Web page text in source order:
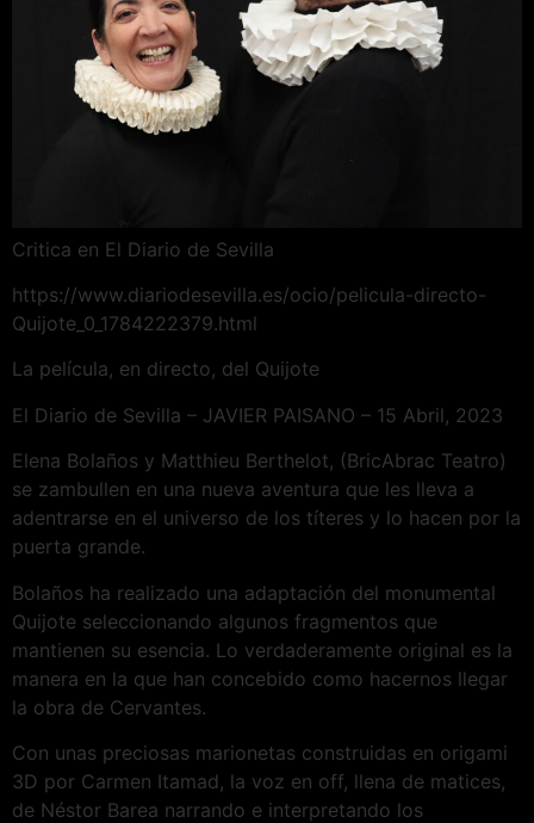
Critica en El Diario de Sevilla
https://www.diariodesevilla.es/ocio/pelicula-directo-
Quijote_0_1784222379.html
La película, en directo, del Quijote
El Diario de Sevilla – JAVIER PAISANO – 15 Abril, 2023
Elena Bolaños y Matthieu Berthelot, (BricAbrac Teatro)
se zambullen en una nueva aventura que les lleva a
adentrarse en el universo de los títeres y lo hacen por la
puerta grande.
Bolaños ha realizado una adaptación del monumental
Quijote seleccionando algunos fragmentos que
mantienen su esencia. Lo verdaderamente original es la
manera en la que han concebido como hacernos llegar
la obra de Cervantes.
Con unas preciosas marionetas construidas en origami
3D por Carmen Itamad, la voz en off, llena de matices,
de Néstor Barea narrando e interpretando los